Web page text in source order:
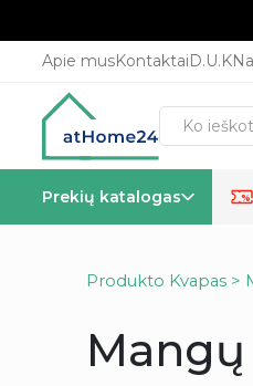
Apie musKontaktaiD.U.K
Prekių katalogas %
Produkto Kvapas >
Mangų